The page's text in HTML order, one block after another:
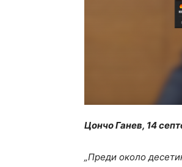
Цончо Ганев, 14
„Преди около